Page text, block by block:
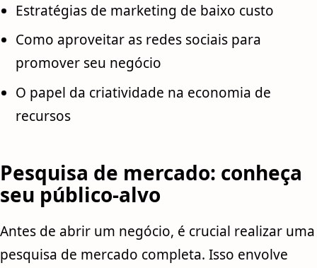
Estratégias de marketing de baixo custo
Como aproveitar as redes sociais para
promover seu negócio
O papel da criatividade na economia de
recursos
Pesquisa de mercado: conheça
seu público-alvo
Antes de abrir um negócio, é crucial realizar uma
pesquisa de mercado completa. Isso envolve